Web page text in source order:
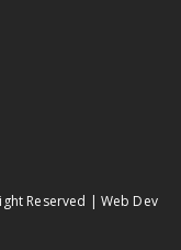
Reserved | Web Dev